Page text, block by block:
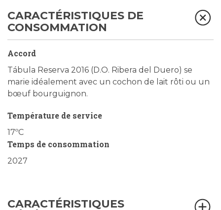
CARACTÉRISTIQUES DE
CONSOMMATION
Accord
Tábula Reserva 2016 (D.O. Ribera del Duero) se
marie idéalement avec un cochon de lait rôti ou un
bœuf bourguignon.
Température de service
17ºC
Temps de consommation
2027
CARACTÉRISTIQUES